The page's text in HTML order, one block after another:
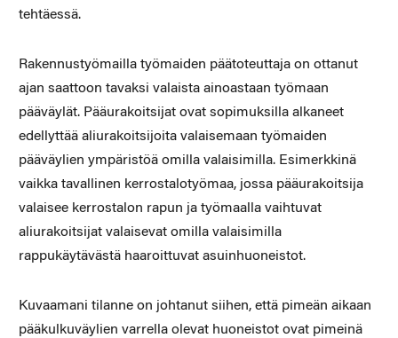
tehtäessä.
Rakennustyömailla työmaiden päätoteuttaja on ottanut
ajan saattoon tavaksi valaista ainoastaan työmaan
pääväylät. Pääurakoitsijat ovat sopimuksilla alkaneet
edellyttää aliurakoitsijoita valaisemaan työmaiden
pääväylien ympäristöä omilla valaisimilla. Esimerkkinä
vaikka tavallinen kerrostalotyömaa, jossa pääurakoitsija
valaisee kerrostalon rapun ja työmaalla vaihtuvat
aliurakoitsijat valaisevat omilla valaisimilla
rappukäytävästä haaroittuvat asuinhuoneistot.
Kuvaamani tilanne on johtanut siihen, että pimeän aikaan
pääkulkuväylien varrella olevat huoneistot ovat pimeinä